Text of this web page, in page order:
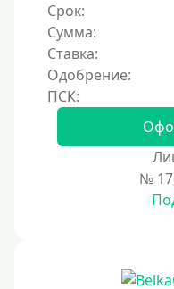
За час
Срочные
Моментальные онлайн
Экспресс
В день обращения
Срок:
Сумма:
Ставка:
Одобрение:
№